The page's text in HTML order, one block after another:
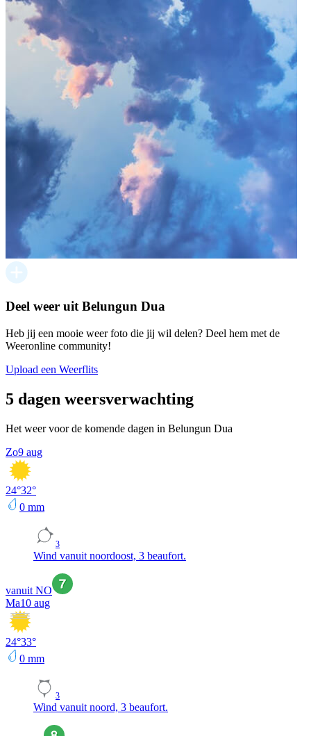
Deel weer uit Belungun Dua
Heb jij een mooie weer foto die jij wil delen? Deel hem met de
Weeronline community!
Upload een Weerflits
5 dagen weersverwachting
Het weer voor de komende dagen in Belungun Dua
Zo9 aug
24°32°
0 mm
3
Wind vanuit noordoost, 3 beaufort.
vanuit NO
Ma10 aug
24°33°
0 mm
3
Wind vanuit noord, 3 beaufort.